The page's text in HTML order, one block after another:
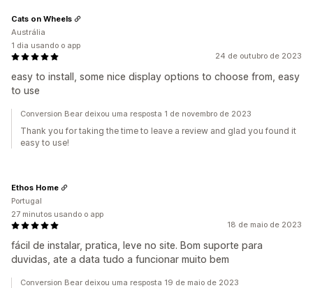
24 de outubro de 2023
easy to install, some nice display options to choose from, easy
to use
Cats on Wheels
Austrália
1 dia usando o app
Conversion Bear deixou uma resposta 1 de novembro de 2023
Thank you for taking the time to leave a review and glad you found it
easy to use!
18 de maio de 2023
fácil de instalar, pratica, leve no site. Bom suporte para
duvidas, ate a data tudo a funcionar muito bem
Ethos Home
Portugal
27 minutos usando o app
Conversion Bear deixou uma resposta 19 de maio de 2023